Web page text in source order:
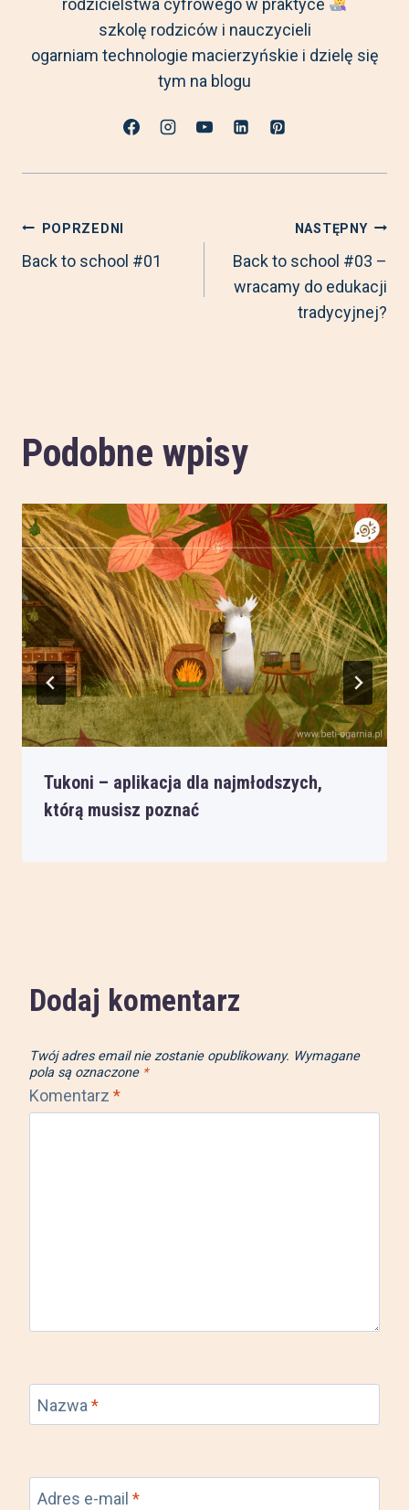
szkolę rodziców i nauczycieli
ogarniam technologie macierzyńskie i dzielę się
tym na blogu
Nawigacja
POPRZEDNI
Back to school #01
NASTĘPNY
Back to school #03 –
wracamy do edukacji
tradycyjnej?
Podobne wpisy
Tukoni – aplikacja dla najmłodszych,
którą musisz poznać
Dodaj komentarz
Twój adres email nie zostanie opublikowany. Wymagane
pola są oznaczone *
Komentarz *
Nazwa*
Adres e-mail *